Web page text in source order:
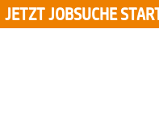
JETZT JOBSUCHE